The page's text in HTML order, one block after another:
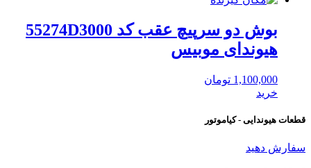
بوش دو سرپیچ عقب کد 55274D3000
هیوندای موبیس
1,100,000 تومان
خرید
قطعات هیوندایی - کیاموتور
سفارش دهید